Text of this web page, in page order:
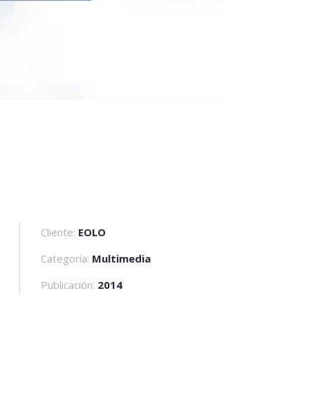
Cliente: EOLO
Categoría: Multimedia
Publicación: 2014